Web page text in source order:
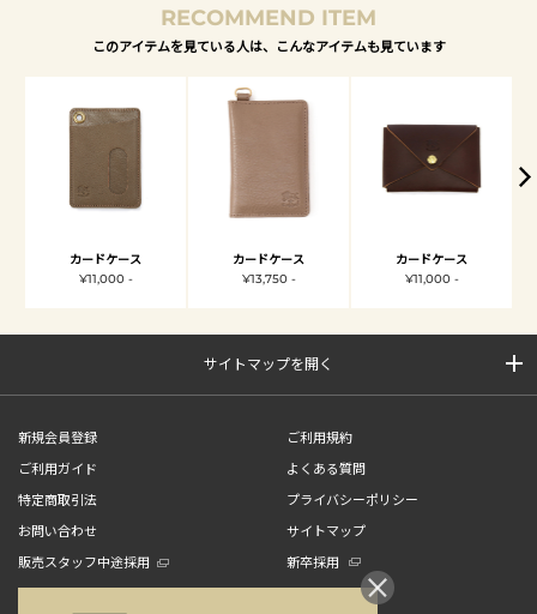
RECOMMEND ITEM
このアイテムを見ている人は、こんなアイテムも見ています
カードケース
¥11,000 -
カードケース
¥13,750 -
カードケース
¥11,000 -
サイトマップを開く
新規会員登録
ご利用規約
ご利用ガイド
よくある質問
特定商取引法
プライバシーポリシー
お問い合わせ
サイトマップ
販売スタッフ中途採用
新卒採用